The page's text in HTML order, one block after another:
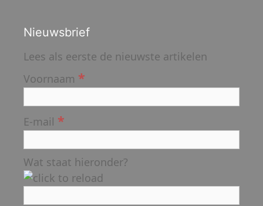
Nieuwsbrief
Lees als eerste de nieuwste artikelen
Voornaam *
E-mail *
Wat staat hieronder?